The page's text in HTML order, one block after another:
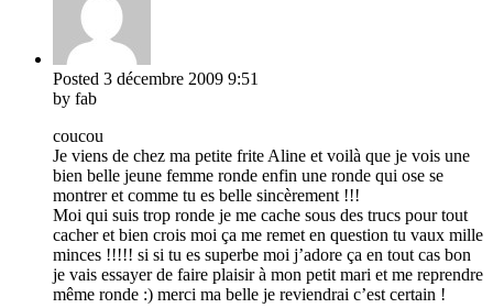
Posted 3 décembre 2009 9:51
by fab
coucou
Je viens de chez ma petite frite Aline et voilà que je vois une
bien belle jeune femme ronde enfin une ronde qui ose se
montrer et comme tu es belle sincèrement !!!
Moi qui suis trop ronde je me cache sous des trucs pour tout
cacher et bien crois moi ça me remet en question tu vaux mille
minces !!!!! si si tu es superbe moi j’adore ça en tout cas bon
je vais essayer de faire plaisir à mon petit mari et me reprendre
même ronde :) merci ma belle je reviendrai c’est certain !